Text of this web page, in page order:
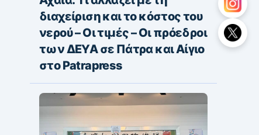
διαχείριση και το κόστος του
νερού – Οι τιμές – Οι πρόεδροι
των ΔΕΥΑ σε Πάτρα και Αίγιο
στο Patrapress